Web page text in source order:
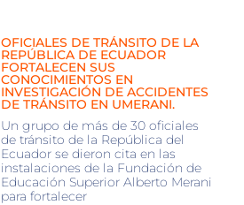
OFICIALES DE TRÁNSITO DE LA
REPÚBLICA DE ECUADOR
FORTALECEN SUS
CONOCIMIENTOS EN
INVESTIGACIÓN DE ACCIDENTES
DE TRÁNSITO EN UMERANI.
Un grupo de más de 30 oficiales
de tránsito de la República del
Ecuador se dieron cita en las
instalaciones de la Fundación de
Educación Superior Alberto Merani
para fortalecer